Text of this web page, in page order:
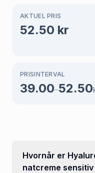
AKTUEL PRIS
52.50 kr
PRISINTERVAL
39.00–52.50
Hvornår er
natcreme